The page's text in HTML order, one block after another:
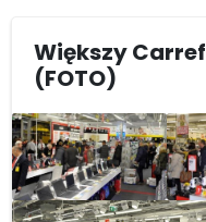
Większy
(FOTO)